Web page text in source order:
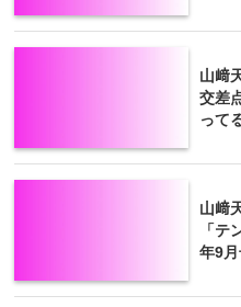
山﨑
交差
って
山﨑
「
年9